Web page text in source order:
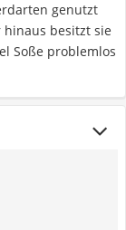
genutzt
besitzt sie
Soße problemlos